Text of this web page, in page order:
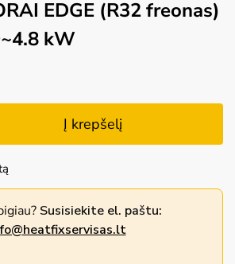
EDGE (R32 freonas)
kW
Į krepšelį
Susisiekite el. paštu: